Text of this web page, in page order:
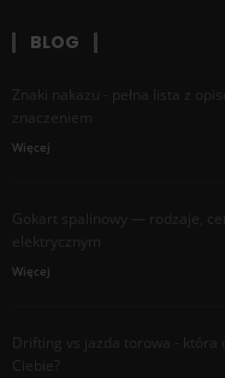
BLOG
Znaki nakazu - pełna lista z
znaczeniem
Więcej
Gokart spalinowy — rodzaje,
elektrycznym
Więcej
Drifting vs jazda torowa - która
Ciebie?